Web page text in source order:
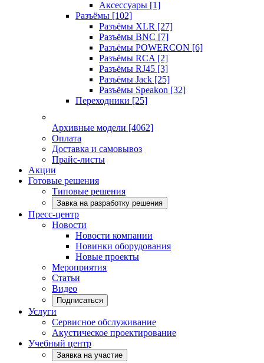
Аксессуары [1]
Разъёмы [102]
Разъёмы XLR [27]
Разъёмы BNC [7]
Разъёмы POWERCON [6]
Разъёмы RCA [2]
Разъёмы RJ45 [3]
Разъёмы Jack [25]
Разъёмы Speakon [32]
Переходники [25]
Архивные модели [4062]
Оплата
Доставка и самовывоз
Прайс-листы
Акции
Готовые решения
Типовые решения
Завка на разработку решения
Пресс-центр
Новости
Новости компании
Новинки оборудования
Новые проекты
Мероприятия
Статьи
Видео
Подписаться
Услуги
Сервисное обслуживание
Акустическое проектирование
Учебный центр
Заявка на участие